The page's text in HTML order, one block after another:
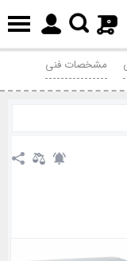
0
مشخصات فنی